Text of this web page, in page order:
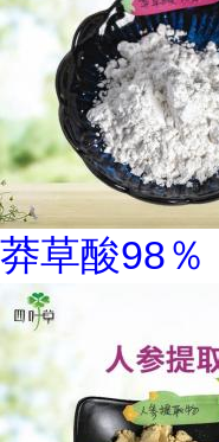
莽草酸98％